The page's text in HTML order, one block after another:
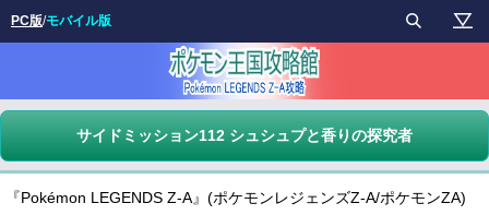
サイドミッション112 シュシュプと香りの探究者
『Pokémon LEGENDS Z-A』(ポケモンレジェンズZ-A/ポケモンZA)
PC版/モバイル版